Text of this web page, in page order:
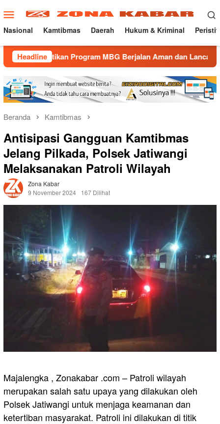
ke
konten
Menu
Mobile
Nasional Kamtibmas Daerah Hukum & Kriminal
Headline
Program MBG Berjalan Aman dan Lancar Gatur
Beranda Kamtibmas
Antisipasi Gangguan Kamtibmas
Jelang Pilkada, Polsek Jatiwangi
Melaksanakan Patroli Wilayah
Zona Kabar
9 November 2024
167 Dilihat
Majalengka , Zonakabar .com – Patroli wilayah
merupakan salah satu upaya yang dilakukan oleh
Polsek Jatiwangi untuk menjaga keamanan dan
ketertiban masyarakat. Patroli ini dilakukan di titik